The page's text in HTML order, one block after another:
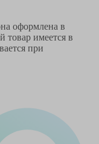
оформлена в
товар имеется в
при